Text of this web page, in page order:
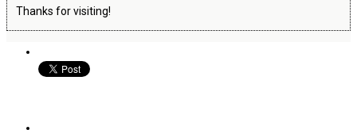
Thanks for visiting!